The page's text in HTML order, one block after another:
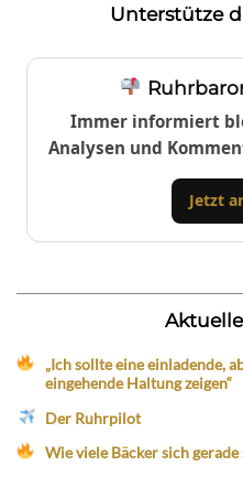
Unterstütze
Immer informiert
Analysen und
Jetzt
„Ich sollte eine einladende,
eingehende Haltung zeigen“
Der Ruhrpilot
Wie viele Bäcker sich